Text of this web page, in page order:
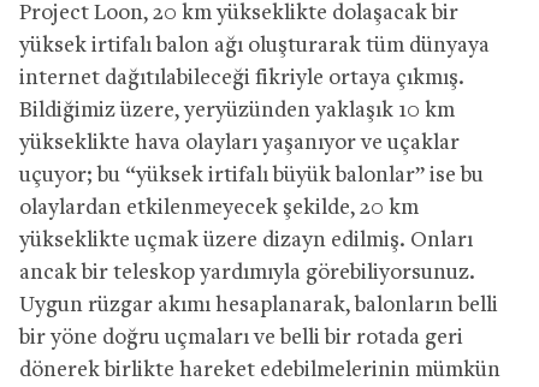
Project Loon, 20 km yükseklikte dolaşacak bir
yüksek irtifalı balon ağı oluşturarak tüm dünyaya
internet dağıtılabileceği fikriyle ortaya çıkmış.
Bildiğimiz üzere, yeryüzünden yaklaşık 10 km
yükseklikte hava olayları yaşanıyor ve uçaklar
uçuyor; bu “yüksek irtifalı büyük balonlar” ise bu
olaylardan etkilenmeyecek şekilde, 20 km
yükseklikte uçmak üzere dizayn edilmiş. Onları
ancak bir teleskop yardımıyla görebiliyorsunuz.
Uygun rüzgar akımı hesaplanarak, balonların belli
bir yöne doğru uçmaları ve belli bir rotada geri
dönerek birlikte hareket edebilmelerinin mümkün